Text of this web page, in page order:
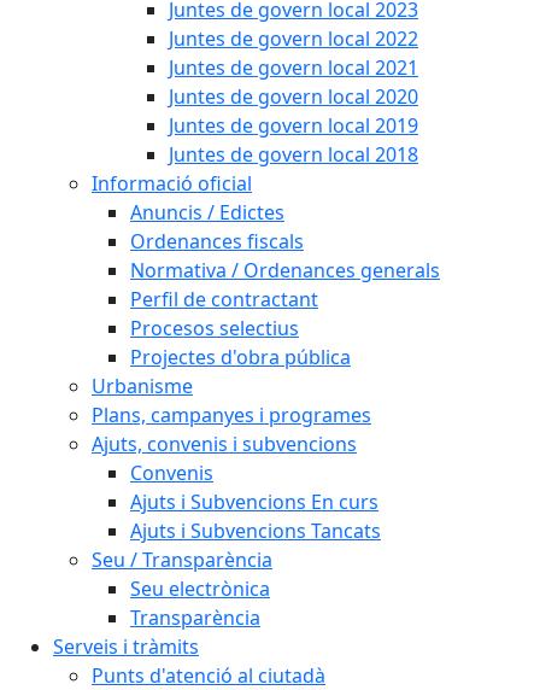
Juntes de govern local 2023
Juntes de govern local 2022
Juntes de govern local 2021
Juntes de govern local 2020
Juntes de govern local 2019
Juntes de govern local 2018
Informació oficial
Anuncis / Edictes
Ordenances fiscals
Normativa / Ordenances generals
Perfil de contractant
Procesos selectius
Projectes d'obra pública
Urbanisme
Plans, campanyes i programes
Ajuts, convenis i subvencions
Convenis
Ajuts i Subvencions En curs
Ajuts i Subvencions Tancats
Seu / Transparència
Seu electrònica
Transparència
Serveis i tràmits
Punts d'atenció al ciutadà